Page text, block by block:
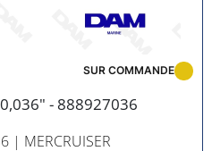
0,036" - 888927036
| MERCRUISER
SUR COMMANDE